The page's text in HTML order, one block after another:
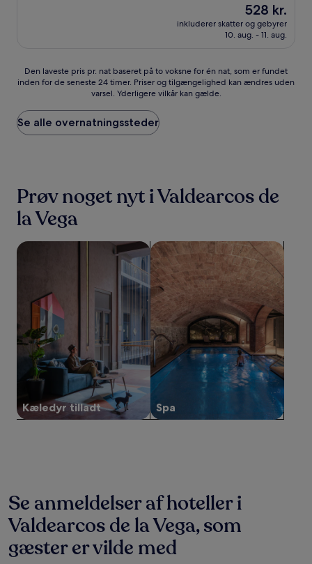
Prisen
er
528 kr.
528 kr.
inkluderer skatter og gebyrer
10. aug. - 11. aug.
Den
laveste
pr.
nat
baseret
én
nat,
som
fundet
seneste
timer.
Priser
og
tilgængelighed
ændres
varsel.
Yderligere
Den laveste pris pr. nat baseret på to voksne for én nat, som er fundet
inden for de seneste 24 timer. Priser og tilgængelighed kan ændres uden
varsel. Yderligere vilkår kan gælde.
Se alle overnatningssteder
Prøv noget nyt i Valdearcos de
la Vega
Kæledyr tilladt
Søg efter kæledyrsvenlige overnatningssteder
Spa
Søg efter overnatningssteder
Se anmeldelser af hoteller i
Valdearcos de la Vega, som
gæster er vilde med